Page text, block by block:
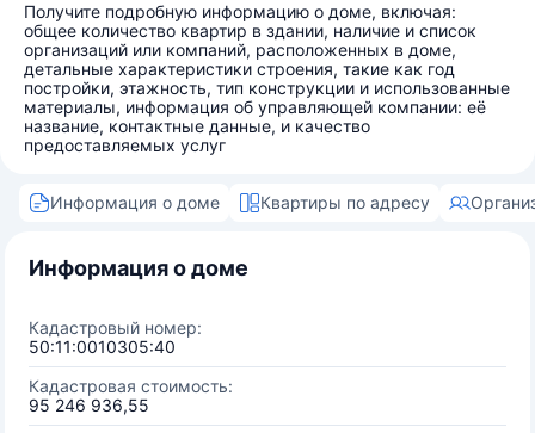
Получите подробную информацию о доме, включая:
общее количество квартир в здании, наличие и список
организаций или компаний, расположенных в доме,
детальные характеристики строения, такие как год
постройки, этажность, тип конструкции и использованные
материалы, информация об управляющей компании: её
название, контактные данные, и качество
предоставляемых услуг
Информация о доме Квартиры по адресу
Информация о доме
Кадастровый номер:
50:11:0010305:40
Кадастровая стоимость:
95 246 936,55